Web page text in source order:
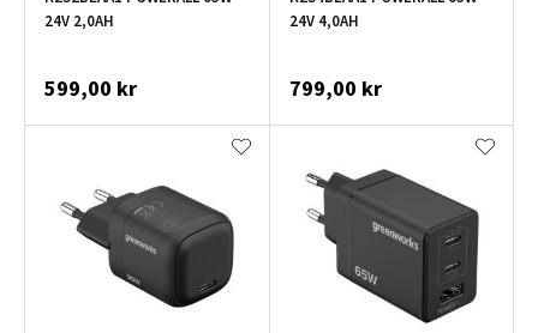
24V 2,0AH
599,00 kr
24V 4,0AH
799,00 kr